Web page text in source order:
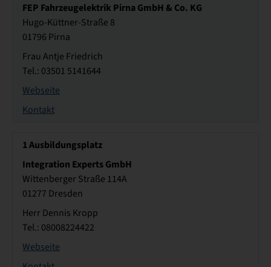
FEP Fahrzeugelektrik Pirna GmbH & Co. KG
Hugo-Küttner-Straße 8
01796 Pirna
Frau Antje Friedrich
Tel.: 03501 5141644
Webseite
Kontakt
1Ausbildungsplatz
Integration Experts GmbH
Wittenberger Straße 114A
01277 Dresden
Herr Dennis Kropp
Tel.: 08008224422
Webseite